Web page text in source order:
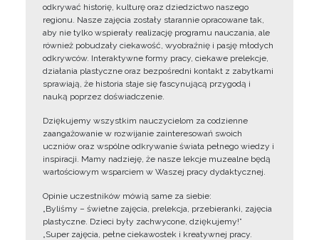
odkrywać historię, kulturę oraz dziedzictwo naszego
regionu. Nasze zajęcia zostały starannie opracowane tak,
aby nie tylko wspierały realizację programu nauczania, ale
również pobudzały ciekawość, wyobraźnię i pasję młodych
odkrywców. Interaktywne formy pracy, ciekawe prelekcje,
działania plastyczne oraz bezpośredni kontakt z zabytkami
sprawiają, że historia staje się fascynującą przygodą i
nauką poprzez doświadczenie.
Dziękujemy wszystkim nauczycielom za codzienne
zaangażowanie w rozwijanie zainteresowań swoich
uczniów oraz wspólne odkrywanie świata pełnego wiedzy i
inspiracji. Mamy nadzieję, że nasze lekcje muzealne będą
wartościowym wsparciem w Waszej pracy dydaktycznej.
Opinie uczestników mówią same za siebie:
„Byliśmy – świetne zajęcia, prelekcja, przebieranki, zajęcia
plastyczne. Dzieci były zachwycone, dziękujemy!”
„Super zajęcia, pełne ciekawostek i kreatywnej pracy.